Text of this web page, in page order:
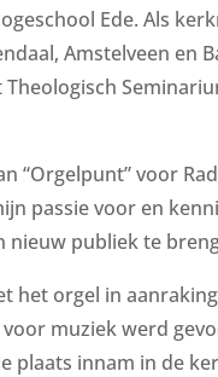
Ede. Als
Amstelveen en
“Orgelpunt” voor
passie voor en
nieuw publiek te
het orgel in
muziek werd
plaats innam in de